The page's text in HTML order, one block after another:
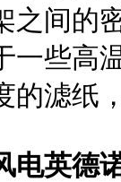
之间的
一些高
的滤纸
电英德